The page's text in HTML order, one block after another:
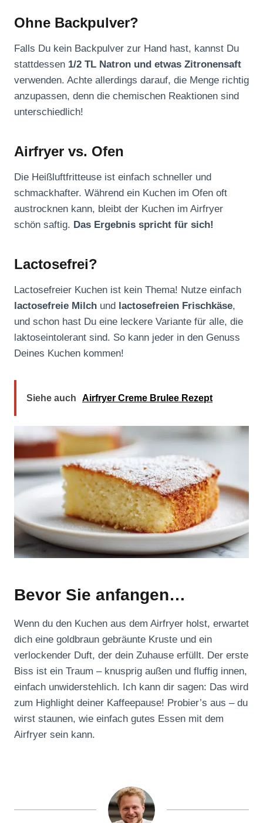
Ohne Backpulver?
Falls Du kein Backpulver zur Hand hast, kannst Du
stattdessen 1/2 TL Natron und etwas Zitronensaft
verwenden. Achte allerdings darauf, die Menge richtig
anzupassen, denn die chemischen Reaktionen sind
unterschiedlich!
Airfryer vs. Ofen
Die Heißluftfritteuse ist einfach schneller und
schmackhafter. Während ein Kuchen im Ofen oft
austrocknen kann, bleibt der Kuchen im Airfryer
schön saftig. Das Ergebnis spricht für sich!
Lactosefrei?
Lactosefreier Kuchen ist kein Thema! Nutze einfach
lactosefreie Milch und lactosefreien Frischkäse,
und schon hast Du eine leckere Variante für alle, die
laktoseintolerant sind. So kann jeder in den Genuss
Deines Kuchen kommen!
Siehe auch Airfryer Creme Brulee Rezept
Bevor Sie anfangen…
Wenn du den Kuchen aus dem Airfryer holst, erwartet
dich eine goldbraun gebräunte Kruste und ein
verlockender Duft, der dein Zuhause erfüllt. Der erste
Biss ist ein Traum – knusprig außen und fluffig innen,
einfach unwiderstehlich. Ich kann dir sagen: Das wird
zum Highlight deiner Kaffeepause! Probier’s aus – du
wirst staunen, wie einfach gutes Essen mit dem
Airfryer sein kann.